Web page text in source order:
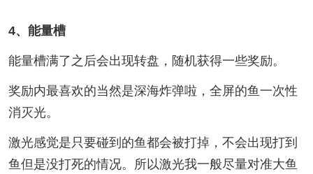
4、能量槽
能量槽满了之后会出现转盘，随机获得一些奖励。
奖励内最喜欢的当然是深海炸弹啦，全屏的鱼一次性
消灭光。
激光感觉是只要碰到的鱼都会被打掉，不会出现打到
鱼但是没打死的情况。所以激光我一般尽量对准大鱼